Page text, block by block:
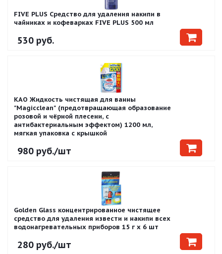
FIVE PLUS Средство для удаления накипи в
чайниках и кофеварках FIVE PLUS 500 мл
530 руб.
KAO Жидкость чистящая для ванны
"Magiсclean" (предотвращающая образование
розовой и чёрной плесени, с
антибактериальным эффектом) 1200 мл,
мягкая упаковка с крышкой
980 руб./шт
Golden Glass концентрированное чистящее
средство для удаления извести и накипи всех
водонагревательных приборов 15 г х 6 шт
280 руб./шт